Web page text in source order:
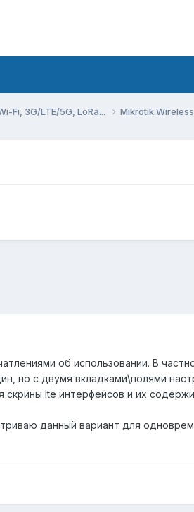
Fi, 3G/LTE/5G, LoRa... Mikrotik Wireless
об использовании. В
но с двумя вкладками\полями
скрины lte интерфейсов и их
данный вариант для